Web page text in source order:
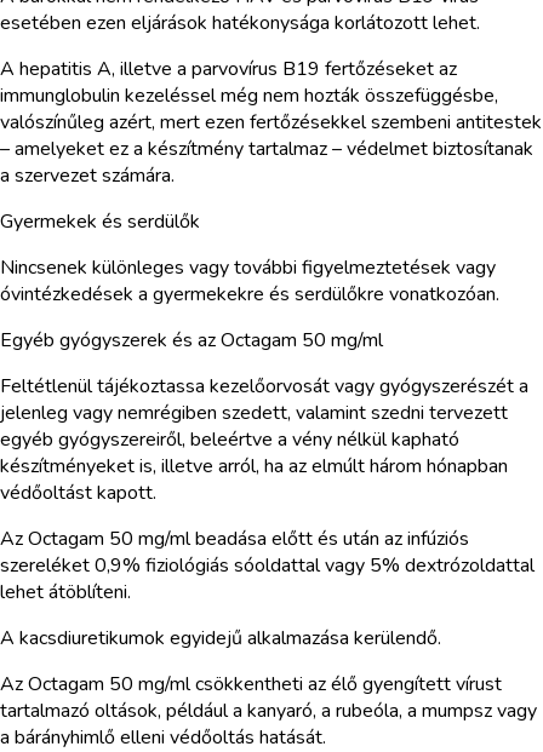
esetében ezen eljárások hatékonysága korlátozott lehet.
A hepatitis A, illetve a parvovírus B19 fertőzéseket az
immunglobulin kezeléssel még nem hozták összefüggésbe,
valószínűleg azért, mert ezen fertőzésekkel szembeni antitestek
– amelyeket ez a készítmény tartalmaz – védelmet biztosítanak
a szervezet számára.
Gyermekek és serdülők
Nincsenek különleges vagy további figyelmeztetések vagy
óvintézkedések a gyermekekre és serdülőkre vonatkozóan.
Egyéb gyógyszerek és az Octagam 50 mg/ml
Feltétlenül tájékoztassa kezelőorvosát vagy gyógyszerészét a
jelenleg vagy nemrégiben szedett, valamint szedni tervezett
egyéb gyógyszereiről, beleértve a vény nélkül kapható
készítményeket is, illetve arról, ha az elmúlt három hónapban
védőoltást kapott.
Az Octagam 50 mg/ml beadása előtt és után az infúziós
szereléket 0,9% fiziológiás sóoldattal vagy 5% dextrózoldattal
lehet átöblíteni.
A kacsdiuretikumok egyidejű alkalmazása kerülendő.
Az Octagam 50 mg/ml csökkentheti az élő gyengített vírust
tartalmazó oltások, például a kanyaró, a rubeóla, a mumpsz vagy
a bárányhimlő elleni védőoltás hatását.